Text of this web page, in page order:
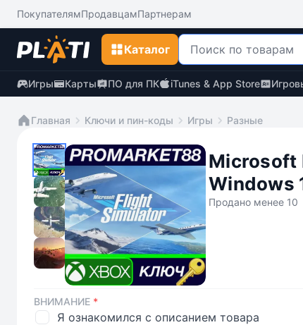
ПокупателямПродавцамПартнерам
Каталог
Игры Карты ПО для ПК iTunes & App Store
Главная Ключи и пин-коды Игры Разные
Microsoft
Продано менее 10
ВНИМАНИЕ *
Я ознакомился с описанием товара